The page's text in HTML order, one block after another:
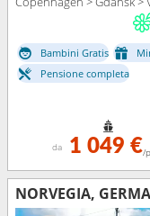
Bambini Gratis
Pensione completa
da 1 049 €/
NORVEGIA,